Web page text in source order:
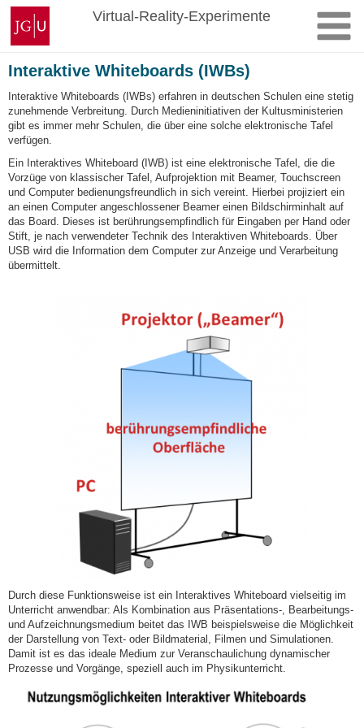
Zum
Inhalt
springen
Johannes
Gutenberg-
Universität
Mainz
Virtual-Reality-Experimente
Interaktive Whiteboards (IWBs)
Interaktive Whiteboards (IWBs) erfahren in deutschen Schulen eine stetig
zunehmende Verbreitung. Durch Medieninitiativen der Kultusministerien
gibt es immer mehr Schulen, die über eine solche elektronische Tafel
verfügen.
Ein Interaktives Whiteboard (IWB) ist eine elektronische Tafel, die die
Vorzüge von klassischer Tafel, Aufprojektion mit Beamer, Touchscreen
und Computer bedienungsfreundlich in sich vereint. Hierbei projiziert ein
an einen Computer angeschlossener Beamer einen Bildschirminhalt auf
das Board. Dieses ist berührungsempfindlich für Eingaben per Hand oder
Stift, je nach verwendeter Technik des Interaktiven Whiteboards. Über
USB wird die Information dem Computer zur Anzeige und Verarbeitung
übermittelt.
Durch diese Funktionsweise ist ein Interaktives Whiteboard vielseitig im
Unterricht anwendbar: Als Kombination aus Präsentations-, Bearbeitungs-
und Aufzeichnungsmedium beitet das IWB beispielsweise die Möglichkeit
der Darstellung von Text- oder Bildmaterial, Filmen und Simulationen.
Damit ist es das ideale Medium zur Veranschaulichung dynamischer
Prozesse und Vorgänge, speziell auch im Physikunterricht.